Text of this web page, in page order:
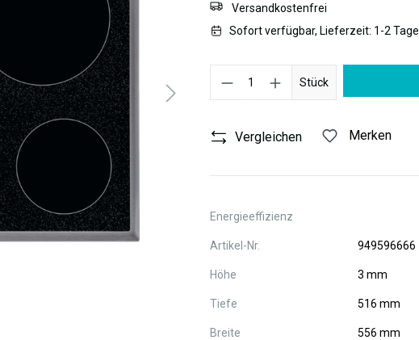
Versandkostenfrei
Sofort verfügbar, Lieferzeit: 1-2 Tage
Stück
Vergleichen Merken
Energieeffizienz
Artikel-Nr. 949596666
Höhe 3 mm
Tiefe 516 mm
Breite 556 mm